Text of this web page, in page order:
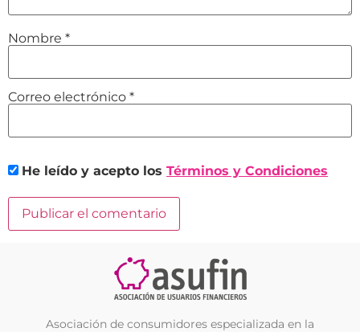
Nombre *
Correo electrónico *
He leído y acepto los Términos y Condiciones
Asociación de consumidores especializada en la